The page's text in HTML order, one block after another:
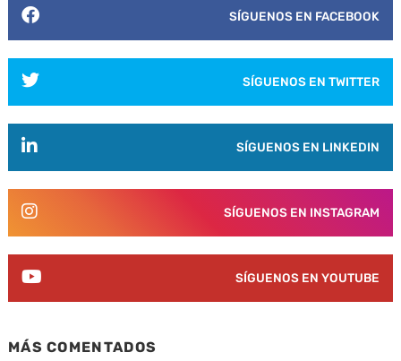
SÍGUENOS EN FACEBOOK
SÍGUENOS EN TWITTER
SÍGUENOS EN LINKEDIN
SÍGUENOS EN INSTAGRAM
SÍGUENOS EN YOUTUBE
MÁS COMENTADOS